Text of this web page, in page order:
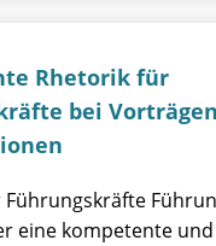
Rhetorik für
bei
eine kompetente und